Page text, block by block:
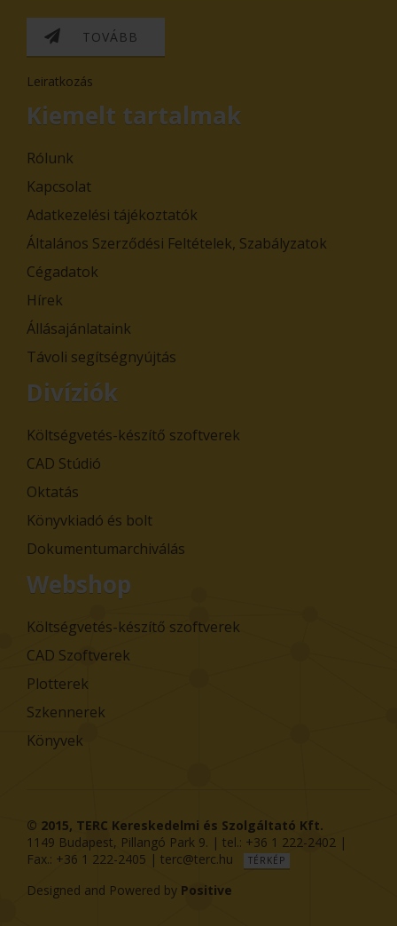
TOVÁBB
Leiratkozás
Kiemelt tartalmak
Rólunk
Kapcsolat
Adatkezelési tájékoztatók
Általános Szerződési Feltételek, Szabályzatok
Cégadatok
Hírek
Állásajánlataink
Távoli segítségnyújtás
Divíziók
Költségvetés-készítő szoftverek
CAD Stúdió
Oktatás
Könyvkiadó és bolt
Dokumentumarchiválás
Webshop
Költségvetés-készítő szoftverek
CAD Szoftverek
Plotterek
Szkennerek
Könyvek
© 2015, TERC Kereskedelmi és Szolgáltató Kft.
1149 Budapest, Pillangó Park 9. | tel.: +36 1 222-2402 |
Fax.: +36 1 222-2405 | terc@terc.hu TÉRKÉP
Designed and Powered by Positive